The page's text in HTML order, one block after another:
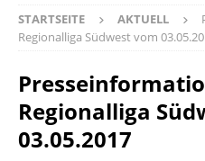
STARTSEITE AKTUELL
Regionalliga Südwest vom
Regionalliga
03.05.2017